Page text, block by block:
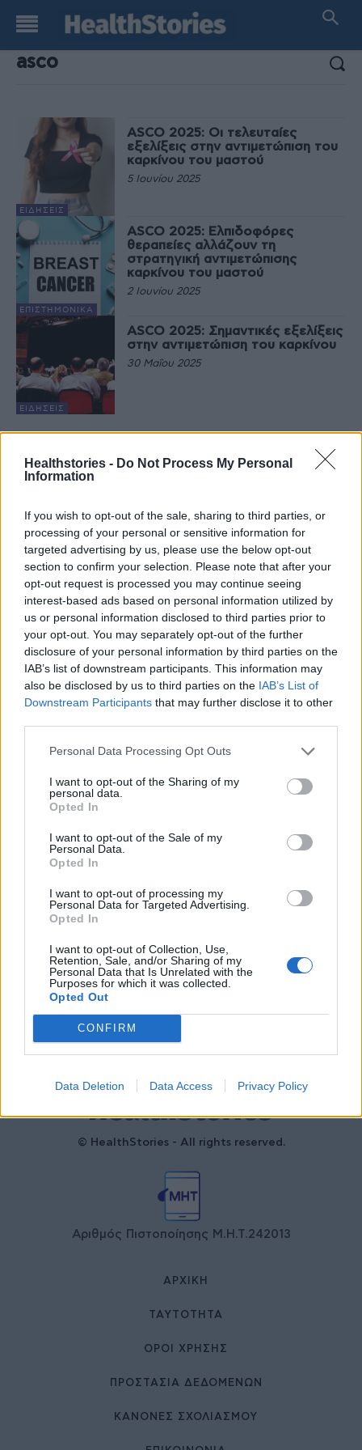
Healthstories - Do Not Process My Personal
Information
If you wish to opt-out of the sale, sharing to third parties, or
processing of your personal or sensitive information for
targeted advertising by us, please use the below opt-out
section to confirm your selection. Please note that after your
opt-out request is processed you may continue seeing
interest-based ads based on personal information utilized by
us or personal information disclosed to third parties prior to
your opt-out. You may separately opt-out of the further
disclosure of your personal information by third parties on the
IAB’s list of downstream participants. This information may
also be disclosed by us to third parties on the IAB’s List of
Downstream Participants that may further disclose it to other
Personal Data Processing Opt Outs
I want to opt-out of the Sharing of my
personal data.
Opted In
I want to opt-out of the Sale of my
Personal Data.
Opted In
I want to opt-out of processing my
Personal Data for Targeted Advertising.
Opted In
I want to opt-out of Collection, Use,
Retention, Sale, and/or Sharing of my
Personal Data that Is Unrelated with the
Purposes for which it was collected.
Opted Out
CONFIRM
Data Deletion Data Access Privacy Policy
ΑΠΟΤΕΛΕΣΜΑΤΑ ΑΝΑΖΗΤΗΣΗΣ:
ΕΙΔΉΣΕΙΣ
ASCO 2025: Οι τελευταίες
εξελίξεις στην αντιμετώπιση του
καρκίνου του μαστού
5 Ιουνίου 2025
EΠΙΣΤΗΜΟΝΙΚΆ
ASCO 2025: Ελπιδοφόρες
θεραπείες αλλάζουν τη
στρατηγική αντιμετώπισης
καρκίνου του μαστού
2 Ιουνίου 2025
ΕΙΔΉΣΕΙΣ
ASCO 2025: Σημαντικές εξελίξεις
στην αντιμετώπιση του καρκίνου
30 Μαΐου 2025
Τελευταία Νέα
λέτε σε έναν επισκέπτη
27 Φεβρουαρίου 2026
Πάνω από 100 μωρά έχουν
γεννηθεί μέσω εξωσωματικής, με
την υποστήριξη της Be-Live
27 Φεβρουαρίου 2026
Μεταπροπονητική πείνα: Ο λόγος
που θέλεις να καταβροχθίσεις τα
27 Φεβρουαρίου 2026
Ωρίων – Σπάνια νοσήματα
διαμόρφωσαν την ιστορία και το
πνεύμα της χώρας μας
27 Φεβρουαρίου 2026
Γεωργιάδης: Πολλαπλά οφέλη από
ιδιωτικού τομέα
27 Φεβρουαρίου 2026
© HealthStories - All rights reserved.
Αριθμός Πιστοποίησης Μ.Η.Τ.242013
ΑΡΧΙΚΉ
ΤΑΥΤΌΤΗΤΑ
ΌΡΟΙ ΧΡΉΣΗΣ
ΠΡΟΣΤΑΣΙΑ ΔΕΔΟΜΕΝΩΝ
ΚΑΝΟΝΕΣ ΣΧΟΛΙΑΣΜΟΥ